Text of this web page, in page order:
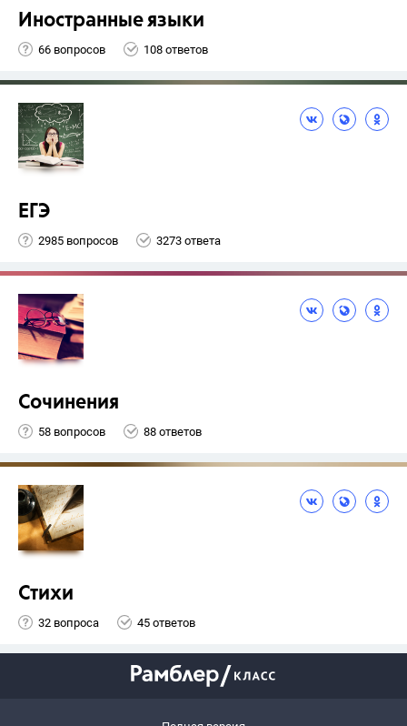
Иностранные языки
66 вопросов 108 ответов
ЕГЭ
2985 вопросов 3273 ответа
Сочинения
58 вопросов 88 ответов
Стихи
32 вопроса 45 ответов